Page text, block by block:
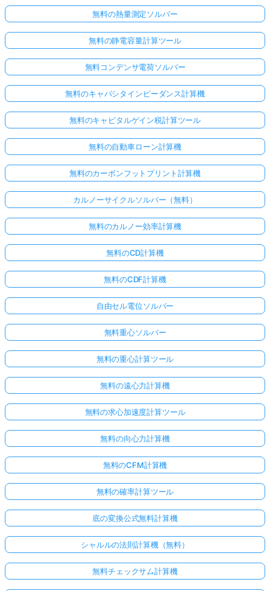
無料の熱量測定ソルバー
無料の静電容量計算ツール
無料コンデンサ電荷ソルバー
無料のキャパシタインピーダンス計算機
無料のキャピタルゲイン税計算ツール
無料の自動車ローン計算機
無料のカーボンフットプリント計算機
カルノーサイクルソルバー（無料）
無料のカルノー効率計算機
無料のCD計算機
無料のCDF計算機
自由セル電位ソルバー
無料重心ソルバー
無料の重心計算ツール
無料の遠心力計算機
無料の求心加速度計算ツール
無料の向心力計算機
無料のCFM計算機
無料の確率計算ツール
底の変換公式無料計算機
シャルルの法則計算機（無料）
無料チェックサム計算機